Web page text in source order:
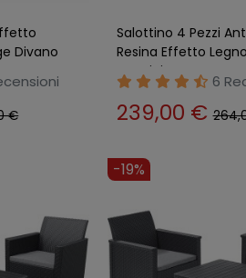
Divano
€
Salottino 4 Pezzi
Resina Effetto
Cuscini Crema
6
239,00 €
-19%